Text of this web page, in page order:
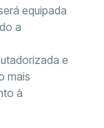
equipada
a
e
mais
à